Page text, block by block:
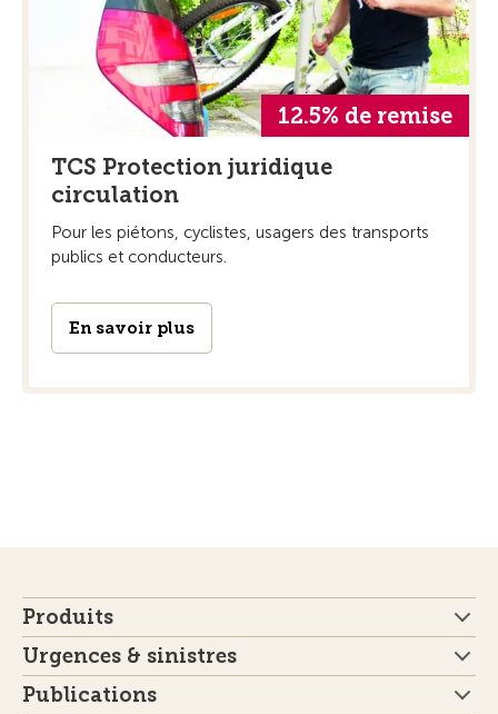
12.5% de remise
TCS Protection juridique
circulation
Pour les piétons, cyclistes, usagers des transports
publics et conducteurs.
En savoir plus
Produits
Urgences & sinistres
Publications